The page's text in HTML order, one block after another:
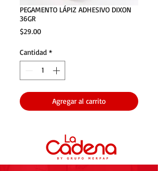
PEGAMENTO LÁPIZ ADHESIVO DIXON
36GR
$29.00Precio
Cantidad *
Agregar al carrito